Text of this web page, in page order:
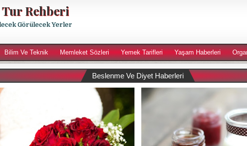
Tur Rehberi
Görülecek Yerler
Bilim Ve Teknik Memleket Sözleri Yemek Tarifleri Yaşam Haberleri
Beslenme Ve Diyet Haberleri